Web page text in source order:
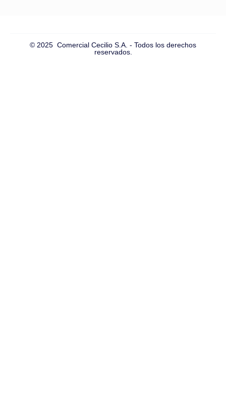
© 2025 Comercial Cecilio S.A. - Todos los derechos
reservados.